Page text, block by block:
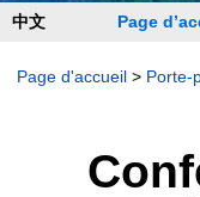
中文 Page
Page d'accueil> Porte-